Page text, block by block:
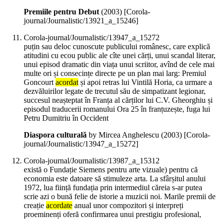
Premiile pentru Debut(2003) [Corola-
journal/Journalistic/13921_a_15246]
Corola-journal/Journalistic/13947_a_15272
puțin sau deloc cunoscute publicului românesc, care explică
atitudini cu ecou public ale cîte unei cărți, unui scandal literar,
unui episod dramatic din viața unui scriitor, avînd de cele mai
multe ori și consecințe directe pe un plan mai larg: Premiul
Goncourtacordatși apoi retras lui Vintilă Horia, ca urmare a
dezvăluirilor legate de trecutul său de simpatizant legionar,
succesul neașteptat în Franța al cărților lui C.V. Gheorghiu și
episodul traducerii romanului Ora 25 în franțuzește, fuga lui
Petru Dumitriu în Occident
Diaspora culturală by Mircea Anghelescu (2003) [Corola-
journal/Journalistic/13947_a_15272]
Corola-journal/Journalistic/13987_a_15312
există o Fundație Siemens pentru arte vizuale) pentru că
economia este datoare să stimuleze arta. La sfârșitul anului
1972, lua ființă fundația prin intermediul căreia s-ar putea
scrie azi o bună felie de istorie a muzicii noi. Marile premii de
creație acordate anual unor compozitori și interpreți
proeminenți oferă confirmarea unui prestigiu profesional,